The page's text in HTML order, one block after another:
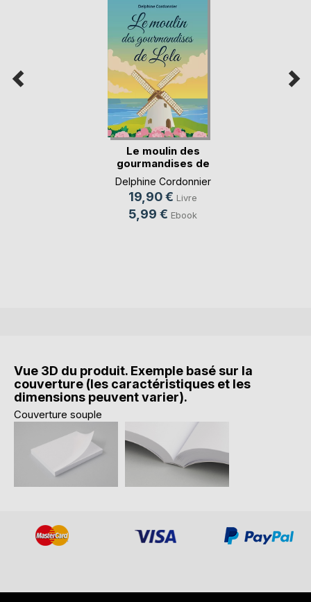
Le moulin des
gourmandises de
Lola
Delphine Cordonnier
19,90 € Livre
5,99 € Ebook
Vue 3D du produit. Exemple basé sur la
couverture (les caractéristiques et les
dimensions peuvent varier).
Couverture souple